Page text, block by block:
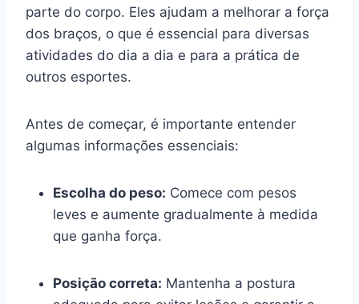
parte do corpo. Eles ajudam a melhorar a força
dos braços, o que é essencial para diversas
atividades do dia a dia e para a prática de
outros esportes.
Antes de começar, é importante entender
algumas informações essenciais:
Escolha do peso: Comece com pesos
leves e aumente gradualmente à medida
que ganha força.
Posição correta: Mantenha a postura